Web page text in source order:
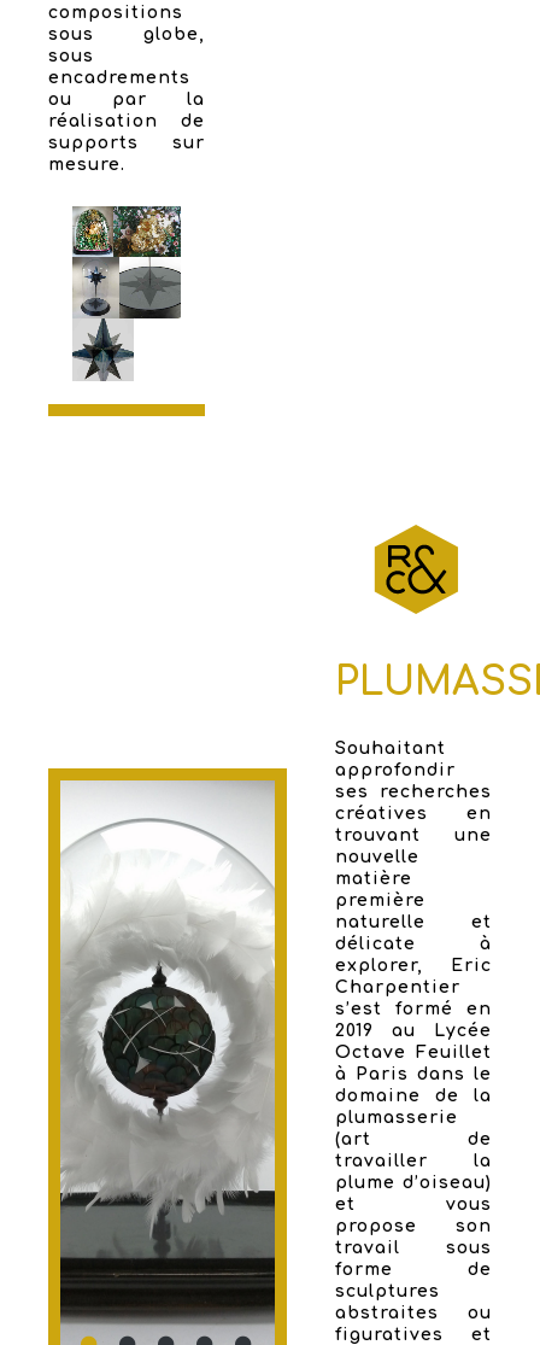
compositions
sous globe,
sous
encadrements
ou par la
réalisation de
supports sur
mesure.
Souhaitant
approfondir
ses recherches
créatives en
trouvant une
nouvelle
matière
première
naturelle et
délicate à
explorer, Eric
Charpentier
s’est formé en
2019 au Lycée
Octave Feuillet
à Paris dans le
domaine de la
plumasserie
(art de
travailler la
plume d’oiseau)
et vous
propose son
travail sous
forme de
sculptures
abstraites ou
figuratives et